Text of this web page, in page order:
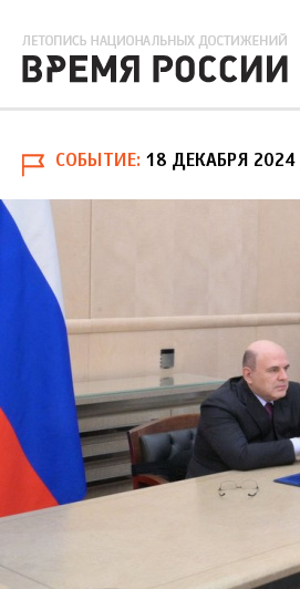
СОБЫТИЕ 18 ДЕКАБРЯ 2024